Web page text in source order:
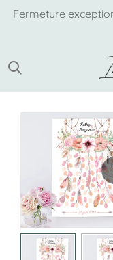
Passer
principal
Fermeture